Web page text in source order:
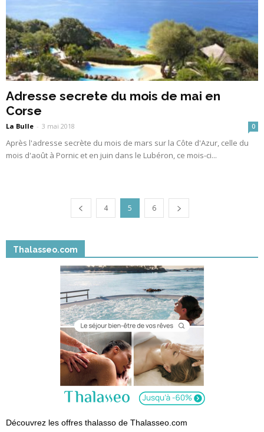
Adresse secrete du mois de mai en
Corse
La Bulle - 3 mai 2018 0
Après l'adresse secrète du mois de mars sur la Côte d'Azur, celle du
mois d'août à Pornic et en juin dans le Lubéron, ce mois-ci...
4 5 6
Thalasseo.com
Découvrez les offres thalasso de Thalasseo.com